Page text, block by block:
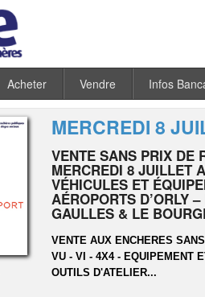
Acheter Vendre Infos
MERCREDI 8
VENTE SANS PRIX DE
MERCREDI 8 JUILLET
VÉHICULES ET
AÉROPORTS D’ORLY
GAULLES & LE
VENTE AUX ENCHERES
VU - VI - 4X4 - EQUIPEMENT
OUTILS D'ATELIER...